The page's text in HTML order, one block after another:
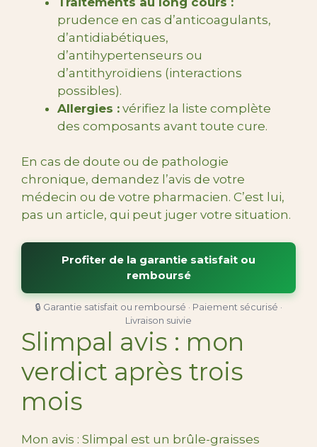
prudence en cas d’anticoagulants,
d’antidiabétiques,
d’antihypertenseurs ou
d’antithyroïdiens (interactions
possibles).
Allergies : vérifiez la liste complète
des composants avant toute cure.
En cas de doute ou de pathologie
chronique, demandez l’avis de votre
médecin ou de votre pharmacien. C’est lui,
pas un article, qui peut juger votre situation.
Profiter de la garantie satisfait ou
remboursé
🔒 Garantie satisfait ou remboursé · Paiement sécurisé ·
Livraison suivie
Slimpal avis : mon
verdict après trois
mois
Mon avis : Slimpal est un brûle-graisses